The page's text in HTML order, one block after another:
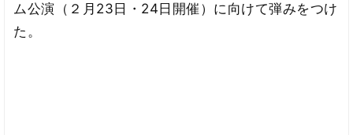
ム公演（２月23日・24日開催）に向けて弾みをつけ
た。